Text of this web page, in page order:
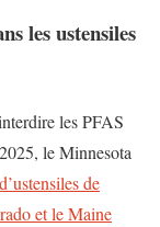
les ustensiles
les PFAS
le Minnesota
de
et le Maine